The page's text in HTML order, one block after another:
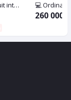
Mini lampe de nuit intelligente sans fil télécommandée à intensité variable Mini LED décorative pour placard
260 000